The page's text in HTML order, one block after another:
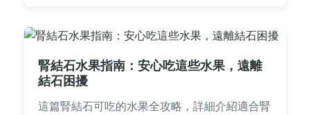
腎結石水果指南：安心吃這些水果，遠離
結石困擾
這篇腎結石可吃的水果全攻略，詳細介紹適合腎